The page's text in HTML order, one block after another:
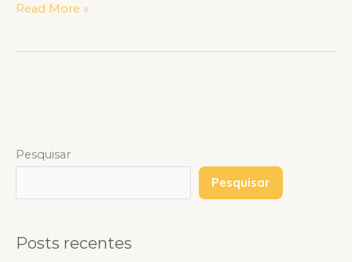
Read More »
Pesquisar
Pesquisar
Posts recentes